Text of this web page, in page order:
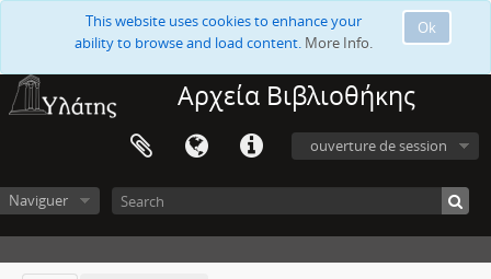
Ok
This website uses cookies to enhance your
ability to browse and load content. More Info.
Αρχεία Βιβλιοθήκης
ouverture de session
Naviguer